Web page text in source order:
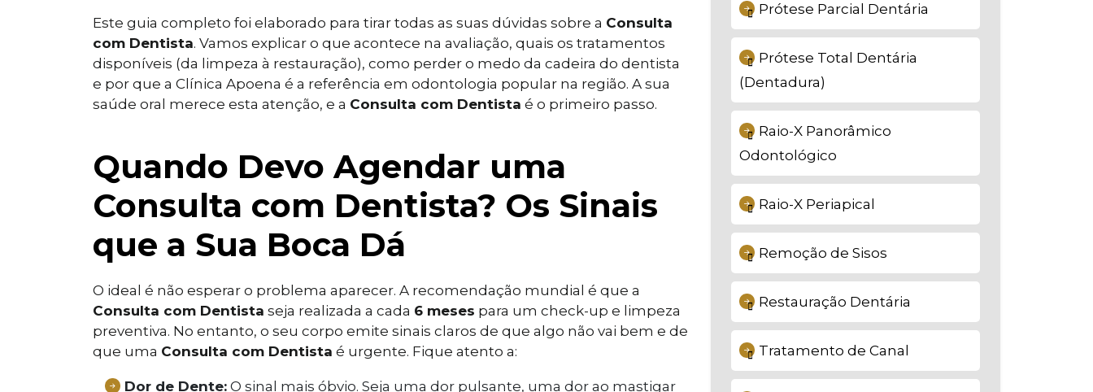
Este guia completo foi elaborado para tirar todas as suas dúvidas sobre a Consulta
com Dentista. Vamos explicar o que acontece na avaliação, quais os tratamentos
disponíveis (da limpeza à restauração), como perder o medo da cadeira do dentista
e por que a Clínica Apoena é a referência em odontologia popular na região. A sua
saúde oral merece esta atenção, e a Consulta com Dentista é o primeiro passo.
Quando Devo Agendar uma
Consulta com Dentista? Os Sinais
que a Sua Boca Dá
O ideal é não esperar o problema aparecer. A recomendação mundial é que a
Consulta com Dentista seja realizada a cada 6 meses para um check-up e limpeza
preventiva. No entanto, o seu corpo emite sinais claros de que algo não vai bem e de
que uma Consulta com Dentista é urgente. Fique atento a:
Dor de Dente: O sinal mais óbvio. Seja uma dor pulsante, uma dor ao mastigar
Prótese Parcial Dentária
Prótese Total Dentária
(Dentadura)
Raio-X Panorâmico
Odontológico
Raio-X Periapical
Remoção de Sisos
Restauração Dentária
Tratamento de Canal